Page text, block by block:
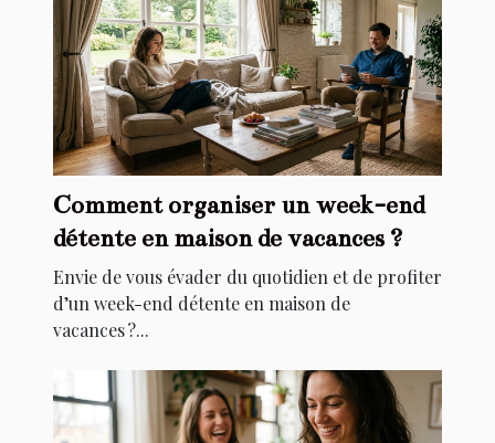
Comment organiser un week-end
détente en maison de vacances ?
Envie de vous évader du quotidien et de profiter
d’un week-end détente en maison de
vacances ?...